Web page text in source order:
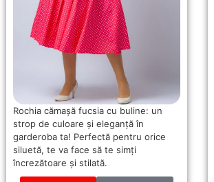
Rochia cămașă fucsia cu buline: un
strop de culoare și eleganță în
garderoba ta! Perfectă pentru orice
siluetă, te va face să te simți
încrezătoare și stilată.